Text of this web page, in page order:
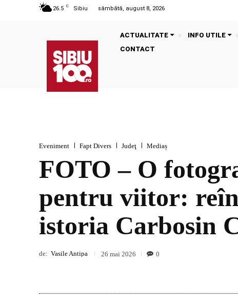
26.5 C Sibiu sâmbătă, august 8, 2026
ACTUALITATE INFO UTILE
CONTACT
Eveniment Fapt Divers Judeţ Mediaș
FOTO – O
pentru viitor:
istoria Carbosin
de: Vasile Antipa 26 mai 2026 0